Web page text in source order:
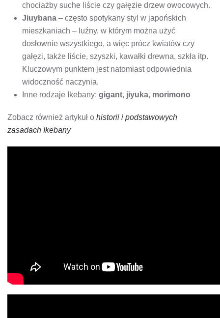
chociażby suche liście czy gałęzie drzew owocowych.
Jiuybana – często spotykany styl w japońskich
mieszkaniach – luźny, w którym można użyć
dosłownie wszystkiego, a więc prócz kwiatów czy
gałęzi, także liście, szyszki, kawałki drewna, szkła itp.
Kluczowym punktem jest natomiast odpowiednia
widoczność naczynia.
Inne rodzaje Ikebany: gigant, jiyuka, morimono
Zobacz również artykuł o historii i podstawowych
zasadach Ikebany